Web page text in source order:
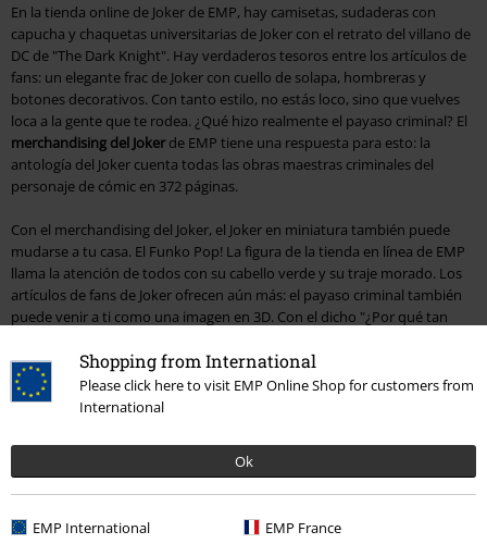
Shopping from International
Please click here to visit EMP Online Shop for customers from
International
Ok
EMP International EMP France
En la tienda online de Joker de EMP, hay camisetas, sudaderas con
capucha y chaquetas universitarias de Joker con el retrato del villano de
DC de "The Dark Knight". Hay verdaderos tesoros entre los artículos de
fans: un elegante frac de Joker con cuello de solapa, hombreras y
botones decorativos. Con tanto estilo, no estás loco, sino que vuelves
loca a la gente que te rodea. ¿Qué hizo realmente el payaso criminal? El
merchandising del Jokerde EMP tiene una respuesta para esto: la
antología del Joker cuenta todas las obras maestras criminales del
personaje de cómic en 372 páginas.
Con el merchandising del Joker, el Joker en miniatura también puede
mudarse a tu casa. El Funko Pop! La figura de la tienda en línea de EMP
llama la atención de todos con su cabello verde y su traje morado. Los
artículos de fans de Joker ofrecen aún más: el payaso criminal también
puede venir a ti como una imagen en 3D. Con el dicho "¿Por qué tan
de la imagen. Con el felpudo comodín y el eslogan "Bienvenidos a
Arkham Asylum", queda claro de inmediato lo que hay detrás de la
puerta. ¿Quizás Harley Quinn te está esperando?
También echa un vistazo a nuestro merchandising de Batman.